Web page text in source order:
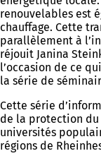
renouvelables est
chauffage. Cette
parallèlement à
réjouit Janina
l’occasion de ce
la série de
Cette série
de la protection
universités
régions de